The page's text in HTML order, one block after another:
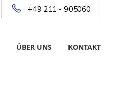
+49 211 - 905060
ÜBER UNS KONTAKT